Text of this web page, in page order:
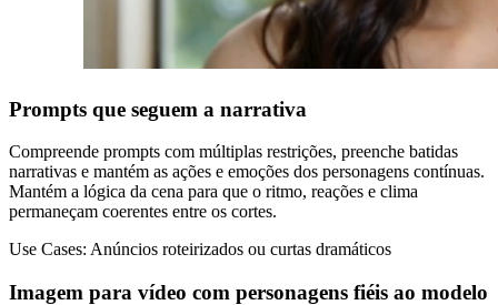
Prompts que seguem a narrativa
Compreende prompts com múltiplas restrições, preenche batidas
narrativas e mantém as ações e emoções dos personagens contínuas.
Mantém a lógica da cena para que o ritmo, reações e clima
permaneçam coerentes entre os cortes.
Use Cases: Anúncios roteirizados ou curtas dramáticos
Imagem para vídeo com personagens fiéis ao modelo